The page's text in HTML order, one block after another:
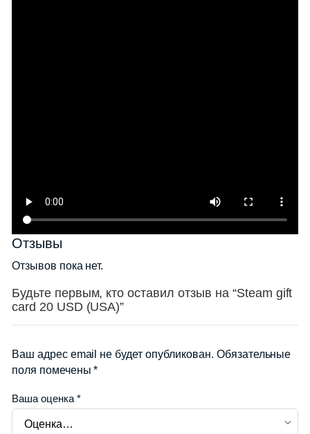
Отзывы
Отзывов пока нет.
Будьте первым, кто оставил отзыв на “Steam gift
card 20 USD (USA)”
Ваш адрес email не будет опубликован. Обязательные
поля помечены*
Ваша оценка *